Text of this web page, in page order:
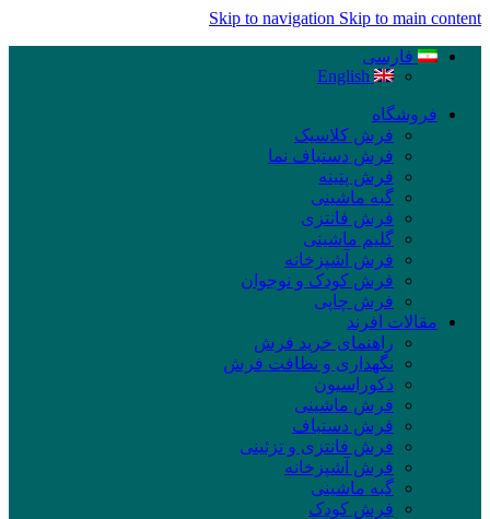
Skip to navigation Skip to main content
فارسی
English
فروشگاه
فرش کلاسیک
فرش دستباف نما
فرش پتینه
گبه ماشینی
فرش فانتزی
گلیم ماشینی
فرش آشپزخانه
فرش کودک و نوجوان
فرش چاپی
مقالات افرند
راهنمای خرید فرش
نگهداری و نظافت فرش
دکوراسیون
فرش ماشینی
فرش دستباف
فرش فانتزی و تزئینی
فرش آشپزخانه
گبه ماشینی
فرش کودک